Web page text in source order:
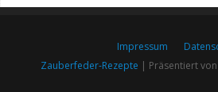
Impressum
Zauberfeder-Rezepte | Präsentiert von